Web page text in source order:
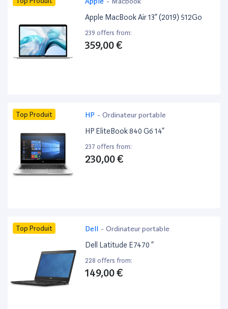
Apple MacBook Air 13” (2019) 512Go
239 offers from:
359,00 €
Top Produit HP - Ordinateur portable
HP EliteBook 840 G6 14”
237 offers from:
230,00 €
Top Produit Dell - Ordinateur portable
Dell Latitude E7470 ”
228 offers from:
149,00 €